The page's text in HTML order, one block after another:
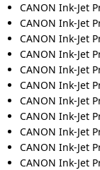
CANON Ink-Jet
CANON Ink-Jet
CANON Ink-Jet
CANON Ink-Jet
CANON Ink-Jet
CANON Ink-Jet
CANON Ink-Jet
CANON Ink-Jet
CANON Ink-Jet
CANON Ink-Jet
CANON Ink-Jet